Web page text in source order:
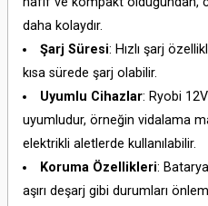
daha kolaydır.
Şarj Süresi: Hızlı şarj
kısa sürede şarj olabilir.
Uyumlu Cihazlar: Ryobi
uyumludur, örneğin vidalama
elektrikli aletlerde kullanılabilir.
Koruma Özellikleri:
aşırı deşarj gibi durumları